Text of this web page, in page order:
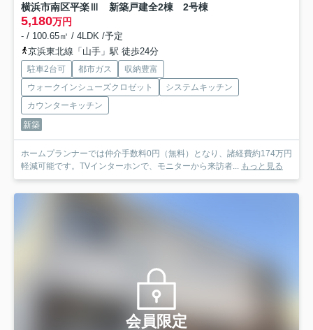
横浜市南区平楽Ⅲ 新築戸建全2棟 2号棟
5,180万円
- / 100.65㎡ / 4LDK /予定
京浜東北線「山手」駅 徒歩24分
駐車2台可 都市ガス
収納豊富
ウォークインシューズクロゼット
システムキッチン
カウンターキッチン
新築
ホームプランナーでは仲介手数料0円（無料）となり、諸経費約174万円
軽減可能です。TVインターホンで、モニターから来訪者... もっと見る
会員限定